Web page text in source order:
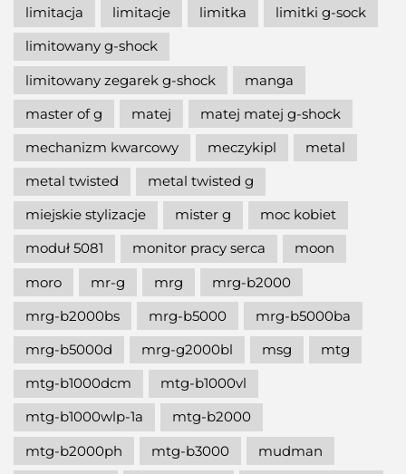
limitacja
limitacje limitka
limitki g-sock
limitowany g-shock
limitowany zegarek g-shock
manga
master of g
matej
matej matej g-shock
mechanizm kwarcowy
meczykipl
metal
metal twisted
metal twisted g
miejskie stylizacje
mister g
moc kobiet
moduł 5081
monitor pracy serca
moon
moro
mr-g mrg
mrg-b2000
mrg-b2000bs
mrg-b5000
mrg-b5000ba
mrg-b5000d
mrg-g2000bl msg
mtg
mtg-b1000dcm
mtg-b1000vl
mtg-b1000wlp-1a
mtg-b2000
mtg-b2000ph
mtg-b3000
mudman